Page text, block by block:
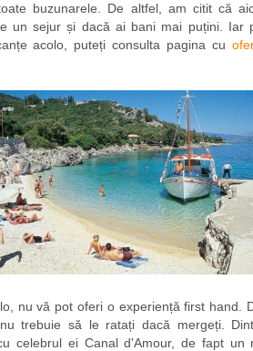
buzunarele. De altfel, am citit că
un sejur și dacă ai bani mai puțini. Iar
acolo, puteți consulta pagina cu
nu vă pot oferi o experiență first hand.
trebuie să le ratați dacă mergeți.
celebrul ei Canal d'Amour, de fapt un